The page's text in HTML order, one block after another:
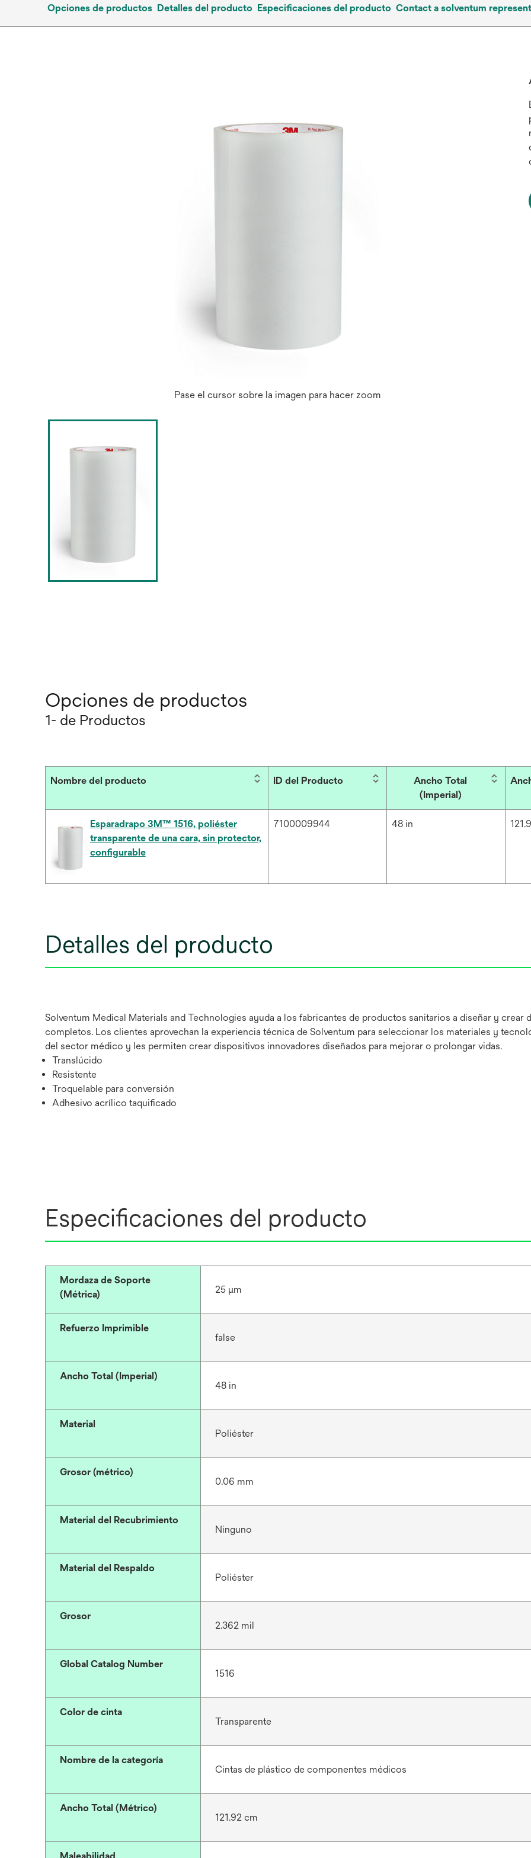
Opciones de productos Detalles del producto Especificaciones del producto Contact a solventum
Pase el cursor sobre la imagen para hacer zoom
Opciones de productos
1- de Productos
Nombre del producto ID del Producto
Ancho Total
(Imperial)
Esparadrapo 3M™ 1516, poliéster
transparente de una cara, sin protector,
configurable
7100009944 48 in
Detalles del producto
Solventum Medical Materials and Technologies ayuda a los fabricantes de productos sanitarios a diseñar y crear
completos. Los clientes aprovechan la experiencia técnica de Solventum para seleccionar los materiales y
del sector médico y les permiten crear dispositivos innovadores diseñados para mejorar o prolongar vidas.
Translúcido
Resistente
Troquelable para conversión
Adhesivo acrílico taquificado
Especificaciones del producto
Mordaza de Soporte
(Métrica)
25 μm
Refuerzo Imprimible
false
Ancho Total (Imperial)
48 in
Material
Poliéster
Grosor (métrico)
0.06 mm
Material del Recubrimiento
Ninguno
Material del Respaldo
Poliéster
Grosor
2.362 mil
Global Catalog Number
1516
Color de cinta
Transparente
Nombre de la categoría
Cintas de plástico de componentes médicos
Ancho Total (Métrico)
121.92 cm